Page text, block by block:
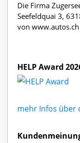
Die Firma
Seefeldquai 3,
von
HELP Award
mehr Infos über